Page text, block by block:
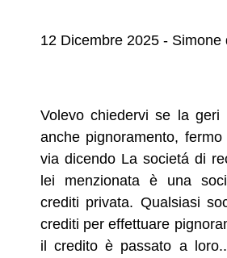
12 Dicembre 2025 - Simone
Volevo chiedervi se la geri
anche pignoramento,
via dicendo La societá di
lei menzionata è una
crediti privata. Qualsiasi
crediti per effettuare
il credito è passato a